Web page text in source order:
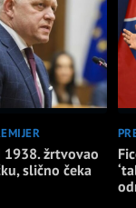
1938. žrtvovao
slično čeka